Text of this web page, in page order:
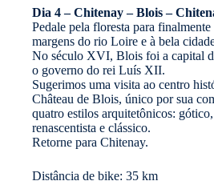
Dia 4 – Chitenay – Blois –
Pedale pela floresta para finalmente
margens do rio Loire e à bela
No século XVI, Blois foi a capital
o governo do rei Luís XII.
Sugerimos uma visita ao centro
Château de Blois, único por sua
quatro estilos arquitetônicos:
renascentista e clássico.
Retorne para Chitenay.
Distância de bike: 35 km